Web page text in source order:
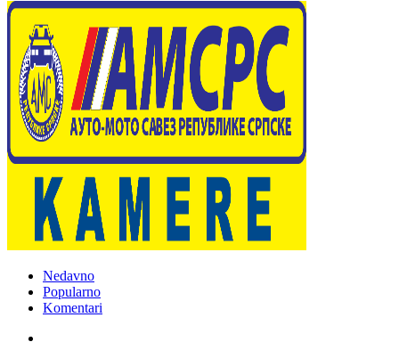
Nedavno
Popularno
Komentari